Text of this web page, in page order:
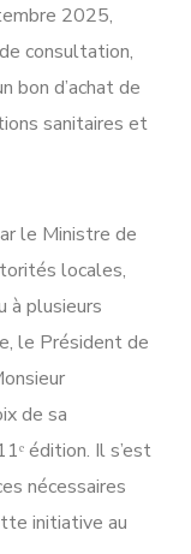
2025,
consultation,
bon d’achat de
sanitaires et
le Ministre de
locales,
à plusieurs
le Président de
de sa
édition. Il s’est
nécessaires
initiative au